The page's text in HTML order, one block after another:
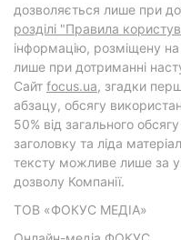
дозволяється лише при
розділі "Правила
інформацію, розміщену
лише при дотриманні
Cайт focus.ua, згадки
абзацу, обсягу
50% від загального
заголовку та ліда
тексту можливе лише за
дозволу Компанії.
ТОВ «ФОКУС МЕДІА»